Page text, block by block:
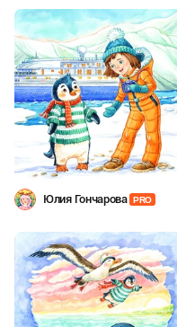
Юлия Гончарова PRO